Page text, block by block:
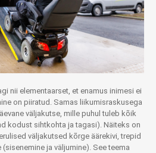
nii elementaarset, et enamus inimesi ei
on piiratud. Samas liikumisraskusega
väljakutse, mille puhul tuleb kõik
kodust sihtkohta ja tagasi). Näiteks on
väljakutsed kõrge äärekivi, trepid
ja väljumine). See teema